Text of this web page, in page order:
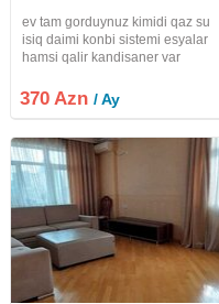
ev tam gorduynuz kimidi qaz su
isiq daimi konbi sistemi esyalar
hamsi qalir kandisaner var
370 Azn/ Ay